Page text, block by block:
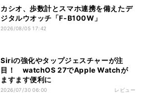
カシオ、歩数計とスマホ連携を備えたデ
ジタルウオッチ「F-B100W」
2026/08/05 17:42
Siriの強化やタップジェスチャーが注
目！ watchOS 27でApple Watchが
ますます便利に
2026/07/30 06:00 レビュー